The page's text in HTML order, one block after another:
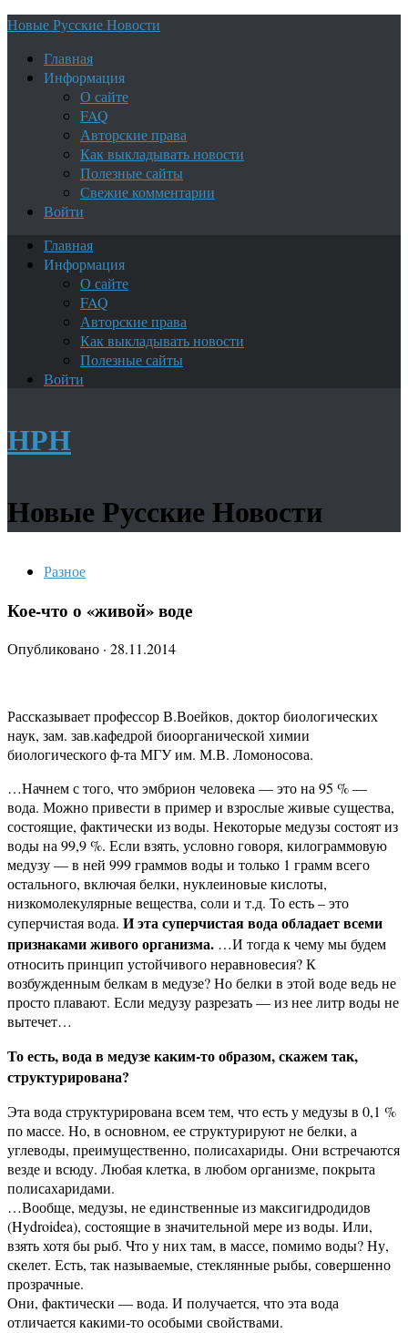
Новые Русские Новости
Главная
Информация
О сайте
FAQ
Авторские права
Как выкладывать новости
Полезные сайты
Свежие комментарии
Войти
Главная
Информация
О сайте
FAQ
Авторские права
Как выкладывать новости
Полезные сайты
Войти
НРН
Новые Русские Новости
Разное
Кое-что о «живой» воде
Опубликовано · 28.11.2014
Рассказывает профессор В.Воейков, доктор биологических
наук, зам. зав.кафедрой биоорганической химии
биологического ф-та МГУ им. М.В. Ломоносова.
…Начнем с того, что эмбрион человека — это на 95 % —
вода. Можно привести в пример и взрослые живые существа,
состоящие, фактически из воды. Некоторые медузы состоят из
воды на 99,9 %. Если взять, условно говоря, килограммовую
медузу — в ней 999 граммов воды и только 1 грамм всего
остального, включая белки, нуклеиновые кислоты,
низкомолекулярные вещества, соли и т.д. То есть – это
суперчистая вода. И эта суперчистая вода обладает всеми
признаками живого организма. …И тогда к чему мы будем
относить принцип устойчивого неравновесия? К
возбужденным белкам в медузе? Но белки в этой воде ведь не
просто плавают. Если медузу разрезать — из нее литр воды не
вытечет…
То есть, вода в медузе каким-то образом, скажем так,
структурирована?
Эта вода структурирована всем тем, что есть у медузы в 0,1 %
по массе. Но, в основном, ее структурируют не белки, а
углеводы, преимущественно, полисахариды. Они встречаются
везде и всюду. Любая клетка, в любом организме, покрыта
полисахаридами.
…Вообще, медузы, не единственные из максигидродидов
(Hydroidea), состоящие в значительной мере из воды. Или,
взять хотя бы рыб. Что у них там, в массе, помимо воды? Ну,
скелет. Есть, так называемые, стеклянные рыбы, совершенно
прозрачные.
Они, фактически — вода. И получается, что эта вода
отличается какими-то особыми свойствами.